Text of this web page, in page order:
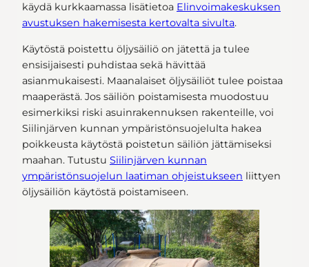
käydä kurkkaamassa lisätietoa Elinvoimakeskuksen
avustuksen hakemisesta kertovalta sivulta.
Käytöstä poistettu öljysäiliö on jätettä ja tulee
ensisijaisesti puhdistaa sekä hävittää
asianmukaisesti. Maanalaiset öljysäiliöt tulee poistaa
maaperästä. Jos säiliön poistamisesta muodostuu
esimerkiksi riski asuinrakennuksen rakenteille, voi
Siilinjärven kunnan ympäristönsuojelulta hakea
poikkeusta käytöstä poistetun säiliön jättämiseksi
maahan. Tutustu Siilinjärven kunnan
ympäristönsuojelun laatiman ohjeistukseen liittyen
öljysäiliön käytöstä poistamiseen.